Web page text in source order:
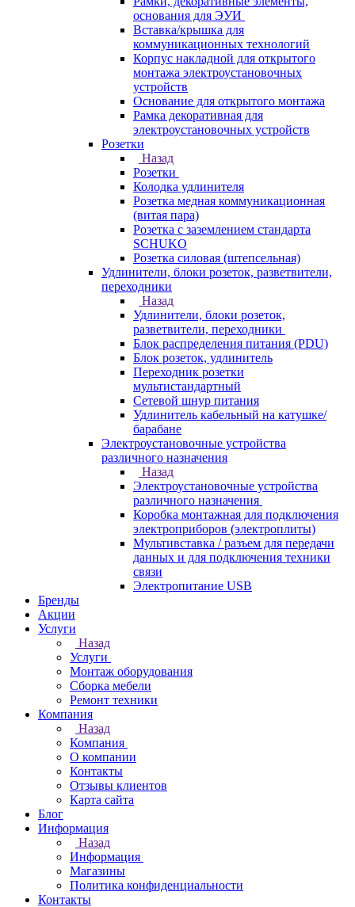
основания для ЭУИ
Вставка/крышка для
коммуникационных технологий
Корпус накладной для открытого
монтажа электроустановочных
устройств
Основание для открытого монтажа
Рамка декоративная для
электроустановочных устройств
Розетки
Назад
Розетки
Колодка удлинителя
Розетка медная коммуникационная
(витая пара)
Розетка с заземлением стандарта
SCHUKO
Розетка силовая (штепсельная)
Удлинители, блоки розеток, разветвители,
переходники
Назад
Удлинители, блоки розеток,
разветвители, переходники
Блок распределения питания (PDU)
Блок розеток, удлинитель
Переходник розетки
мультистандартный
Сетевой шнур питания
Удлинитель кабельный на катушке/
барабане
Электроустановочные устройства
различного назначения
Назад
Электроустановочные устройства
различного назначения
Коробка монтажная для подключения
электроприборов (электроплиты)
Мультивставка / разъем для передачи
данных и для подключения техники
связи
Электропитание USB
Бренды
Акции
Услуги
Назад
Услуги
Монтаж оборудования
Сборка мебели
Ремонт техники
Компания
Назад
Компания
О компании
Контакты
Отзывы клиентов
Карта сайта
Блог
Информация
Назад
Информация
Магазины
Политика конфиденциальности
Контакты